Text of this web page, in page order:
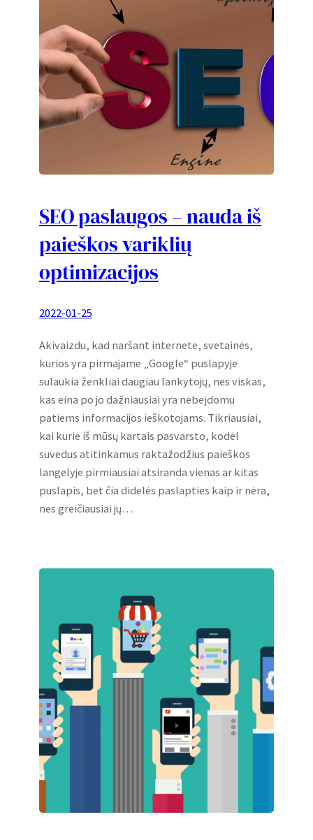
SEO paslaugos – nauda iš
paieškos variklių
optimizacijos
2022-01-25
Akivaizdu, kad naršant internete, svetainės,
kurios yra pirmajame „Google“ puslapyje
sulaukia ženkliai daugiau lankytojų, nes viskas,
kas eina po jo dažniausiai yra nebeįdomu
patiems informacijos ieškotojams. Tikriausiai,
kai kurie iš mūsų kartais pasvarsto, kodėl
suvedus atitinkamus raktažodžius paieškos
langelyje pirmiausiai atsiranda vienas ar kitas
puslapis, bet čia didelės paslapties kaip ir nėra,
nes greičiausiai jų…